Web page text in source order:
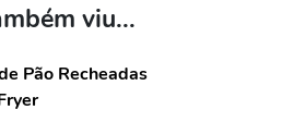
viu...
Pão Recheadas